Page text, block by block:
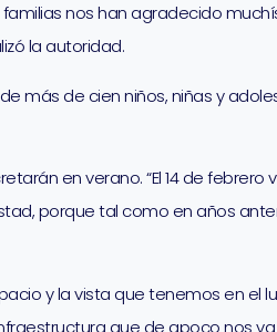
nos han agradecido
la autoridad.
más de cien niños, niñas y
en verano. “El 14 de febrero
porque tal como en años
y la vista que tenemos en el
que de apoco nos